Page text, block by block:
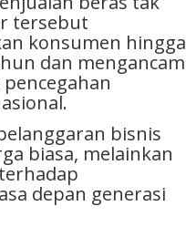
tersebut
konsumen hingga
dan mengancam
bisnis
biasa, melainkan
depan generasi